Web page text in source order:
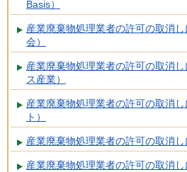
Basis）
産業廃棄物処理業者の許可の取消
会）
産業廃棄物処理業者の許可の取消
ス産業）
産業廃棄物処理業者の許可の取消
ト）
産業廃棄物処理業者の許可の取消し
産業廃棄物処理業者の許可の取消